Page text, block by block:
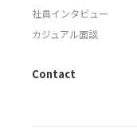
社員インタビュー
カジュアル面談
Contact